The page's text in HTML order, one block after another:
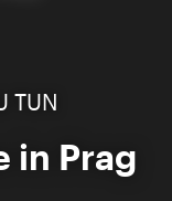
TUN
in Prag